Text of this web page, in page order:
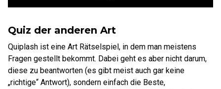
Quiz der anderen Art
Quiplash ist eine Art Rätselspiel, in dem man meistens
Fragen gestellt bekommt. Dabei geht es aber nicht darum,
diese zu beantworten (es gibt meist auch gar keine
„richtige“ Antwort), sondern einfach die Beste,